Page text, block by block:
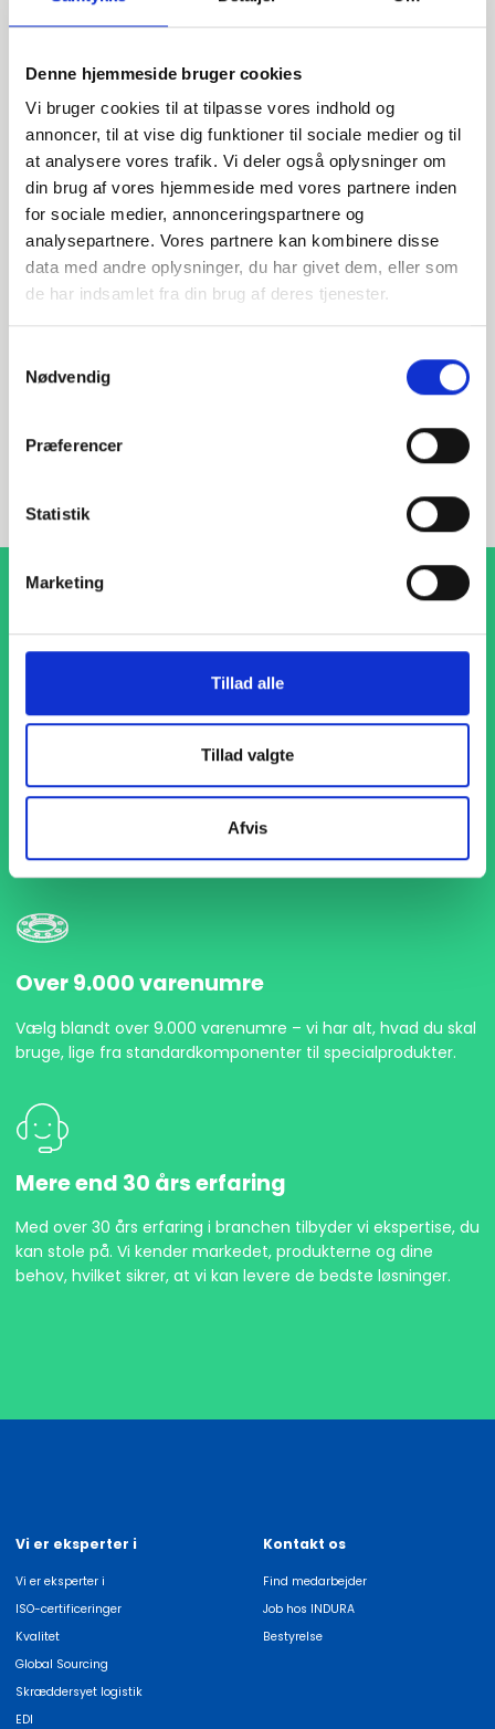
Denne hjemmeside bruger cookies
Vi bruger cookies til at tilpasse vores indhold og
annoncer, til at vise dig funktioner til sociale medier og til
at analysere vores trafik. Vi deler også oplysninger om
din brug af vores hjemmeside med vores partnere inden
for sociale medier, annonceringspartnere og
analysepartnere. Vores partnere kan kombinere disse
data med andre oplysninger, du har givet dem, eller som
de har indsamlet fra din brug af deres tjenester.
Nødvendig
Præferencer
Statistik
Marketing
Tillad alle
Tillad valgte
Afvis
Har du spørgsmål?
Vi står klar til at hjælpe med spørgsmål om produkter,
service eller andet. Kontakt os for professionel rådgivning
og sparring.
1-4 dages levering
Med hurtig levering på kun 1-4 dage sikrer vi, at dine
projekter aldrig bliver forsinket. Vi står klar til at levere
præcist og til tiden, så du kan holde dit produktionsflow
kørende uden afbrydelser.
Over 9.000 varenumre
Vælg blandt over 9.000 varenumre – vi har alt, hvad du skal
bruge, lige fra standardkomponenter til specialprodukter.
Mere end 30 års erfaring
Med over 30 års erfaring i branchen tilbyder vi ekspertise, du
kan stole på. Vi kender markedet, produkterne og dine
behov, hvilket sikrer, at vi kan levere de bedste løsninger.
Vi er eksperter i
Vi er eksperter i
ISO-certificeringer
Kvalitet
Global Sourcing
Skræddersyet logistik
EDI
Kontakt os
Find medarbejder
Job hos INDURA
Bestyrelse